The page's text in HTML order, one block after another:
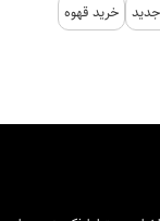
خرید قهوه